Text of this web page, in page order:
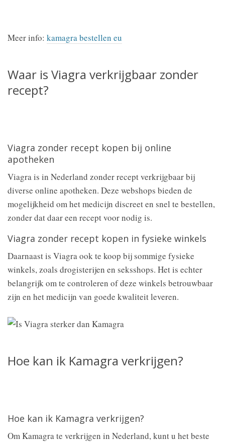
Meer info: kamagra bestellen eu
Waar is Viagra verkrijgbaar zonder
recept?
Viagra zonder recept kopen bij online
apotheken
Viagra is in Nederland zonder recept verkrijgbaar bij
diverse online apotheken. Deze webshops bieden de
mogelijkheid om het medicijn discreet en snel te bestellen,
zonder dat daar een recept voor nodig is.
Viagra zonder recept kopen in fysieke winkels
Daarnaast is Viagra ook te koop bij sommige fysieke
winkels, zoals drogisterijen en seksshops. Het is echter
belangrijk om te controleren of deze winkels betrouwbaar
zijn en het medicijn van goede kwaliteit leveren.
Hoe kan ik Kamagra verkrijgen?
Hoe kan ik Kamagra verkrijgen?
Om Kamagra te verkrijgen in Nederland, kunt u het beste